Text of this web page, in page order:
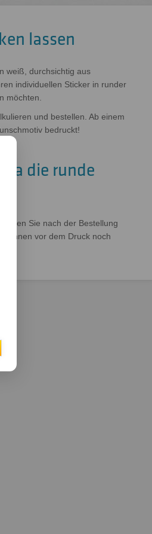
lassen
weiß, durchsichtig aus
individuellen Sticker in runder
möchten.
und bestellen. Ab einem
bedruckt!
die runde
Laden Sie nach der Bestellung
Ihnen vor dem Druck noch